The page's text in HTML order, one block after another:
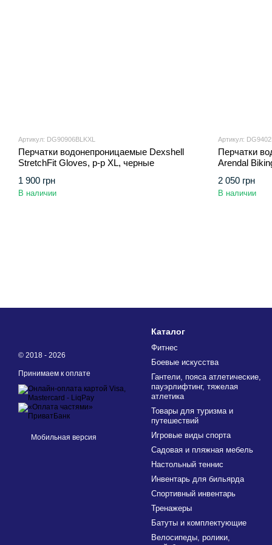
Артикул: DG90906BLKXL
Перчатки водонепроницаемые Dexshell
StretchFit Gloves, р-р XL, черные
1 900 грн
В наличии
Артикул:
Перчатки
Arendal
2 050 грн
В наличии
© 2018 - 2026
Принимаем к оплате
Мобильная версия
Каталог
Фитнес
Боевые искусства
Гантели, пояса атлетические,
пауэрлифтинг, тяжелая
атлетика
Товары для туризма и
путешествий
Игровые виды спорта
Садовая и пляжная мебель
Настольный теннис
Инвентарь для бильярда
Спортивный инвентарь
Тренажеры
Батуты и комплектующие
Велосипеды, ролики,